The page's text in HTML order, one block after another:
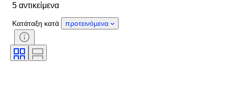
Country of origin
Κατάσταση
Πιστοποίηση
Εποχή
5 αντικείμενα
Κατάταξη κατά προτεινόμενα